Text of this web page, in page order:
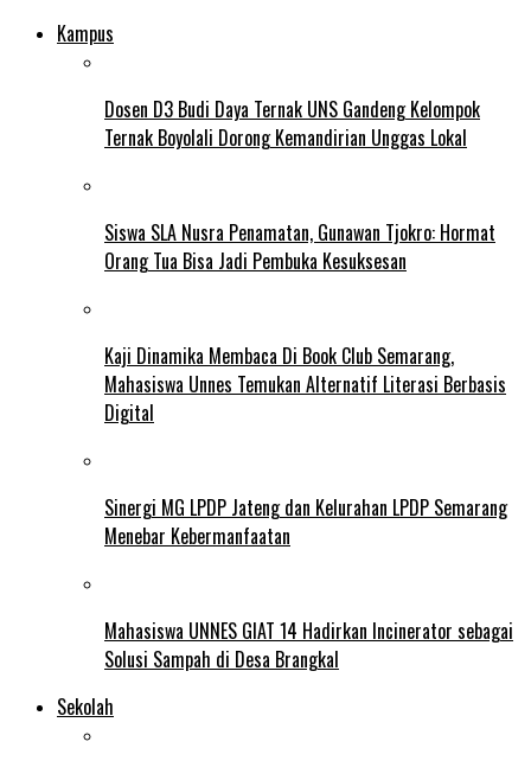
Kampus
Dosen D3 Budi Daya Ternak UNS Gandeng Kelompok
Ternak Boyolali Dorong Kemandirian Unggas Lokal
Siswa SLA Nusra Penamatan, Gunawan Tjokro: Hormat
Orang Tua Bisa Jadi Pembuka Kesuksesan
Kaji Dinamika Membaca Di Book Club Semarang,
Mahasiswa Unnes Temukan Alternatif Literasi Berbasis
Digital
Sinergi MG LPDP Jateng dan Kelurahan LPDP Semarang
Menebar Kebermanfaatan
Mahasiswa UNNES GIAT 14 Hadirkan Incinerator sebagai
Solusi Sampah di Desa Brangkal
Sekolah